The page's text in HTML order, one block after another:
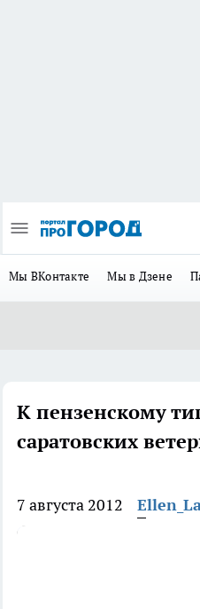
Мы ВКонтакте Мы в Дзене
К пензенскому
саратовских
7 августа 2012